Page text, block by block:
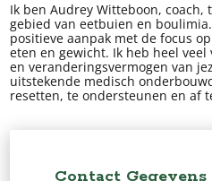
Ik ben Audrey Witteboon,
gebied van eetbuien en
positieve aanpak met de focus
eten en gewicht. Ik heb heel
en veranderingsvermogen van
uitstekende medisch
resetten, te ondersteunen en af
Contact Gegevens